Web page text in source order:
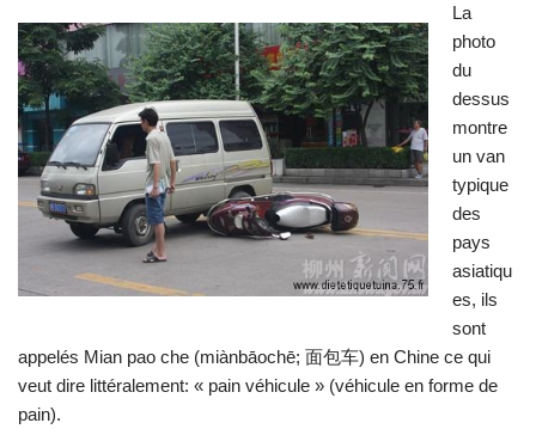
La
photo
du
dessus
montre
un van
typique
des
pays
asiatiqu
es, ils
sont
appelés Mian pao che (miànbāochē; 面包车) en Chine ce qui
veut dire littéralement: « pain véhicule » (véhicule en forme de
pain).